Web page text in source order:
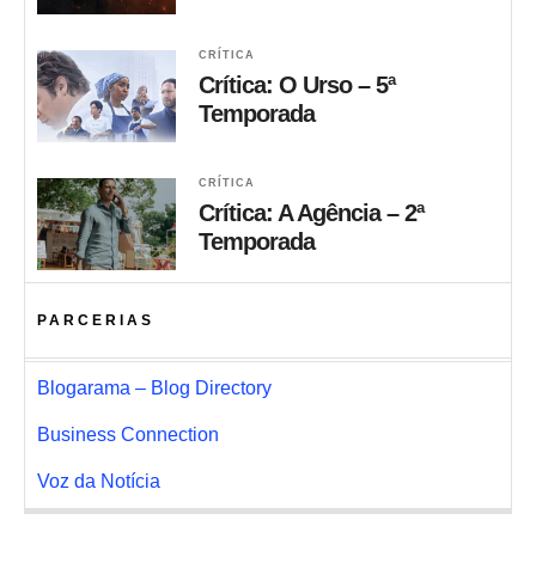
CRÍTICA
Crítica: O Urso – 5ª
Temporada
CRÍTICA
Crítica: A Agência – 2ª
Temporada
PARCERIAS
Blogarama – Blog Directory
Business Connection
Voz da Notícia